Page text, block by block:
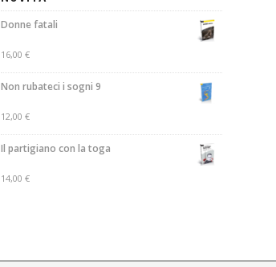
Donne fatali
16,00€
Non rubateci i sogni 9
12,00€
Il partigiano con la toga
14,00€